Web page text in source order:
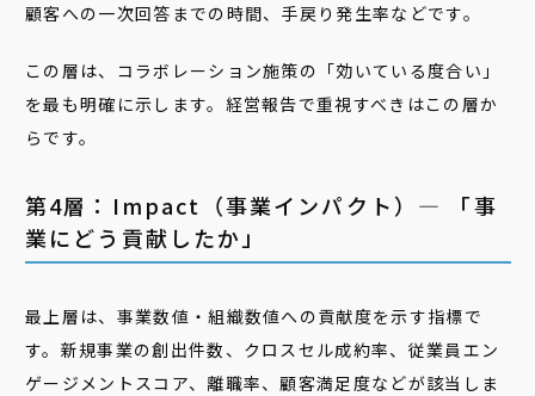
顧客への一次回答までの時間、手戻り発生率などです。
この層は、コラボレーション施策の「効いている度合い」
を最も明確に示します。経営報告で重視すべきはこの層か
らです。
第4層：Impact（事業インパクト）― 「事
業にどう貢献したか」
最上層は、事業数値・組織数値への貢献度を示す指標で
す。新規事業の創出件数、クロスセル成約率、従業員エン
ゲージメントスコア、離職率、顧客満足度などが該当しま